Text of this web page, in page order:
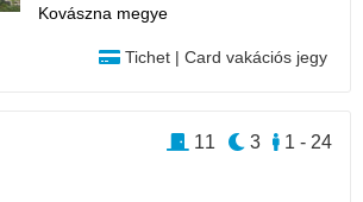
Kovászna megye
Tichet | Card vakációs jegy
1 - 24
3
11